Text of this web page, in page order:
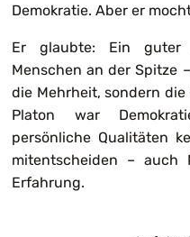
Demokratie. Aber er
Er glaubte: Ein guter
Menschen an der Spitze
die Mehrheit, sondern
Platon war
persönliche Qualitäten
mitentscheiden – auch
Erfahrung.